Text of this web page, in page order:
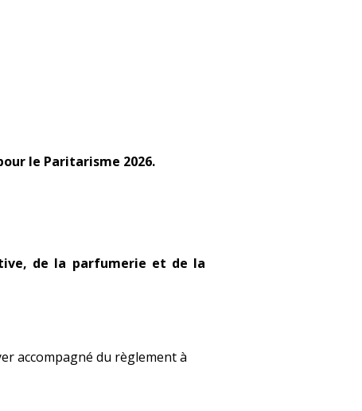
le Paritarisme 2026.
de la parfumerie et de la
accompagné du règlement à